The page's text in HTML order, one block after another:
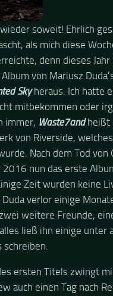
soweit! Ehrlich
als mich diese
denn dieses Jahr
von Mariusz
Skyheraus. Ich hatte
mitbekommen oder
immer, Waste7and heißt
von Riverside,
Nach dem Tod von
2016 nun das erste
Zeit wurden keine
verlor einige
weitere Freunde,
ließ ihn einige unter
schreiben.
ersten Titels zwingt
auch einen Tag nach